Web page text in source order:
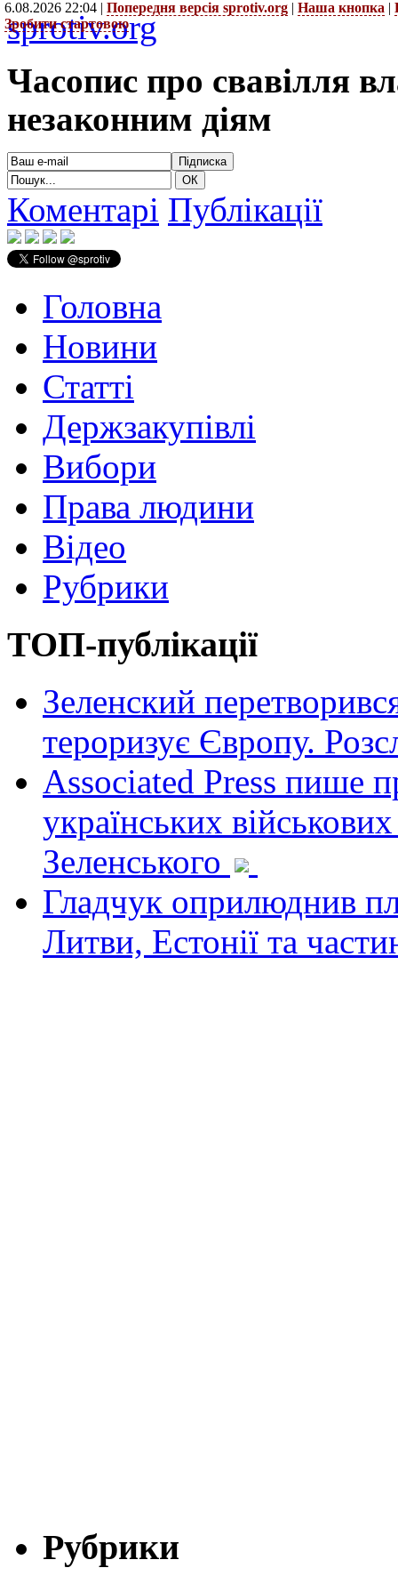
6.08.2026 22:04 | Попередня версія sprotiv.org | Наша кнопка |
Зробити стартовою
sprotiv.org
Часопис про свавілля
незаконним діям
Коментарі Публікації
Головна
Новини
Статті
Держзакупівлі
Вибори
Права людини
Відео
Рубрики
ТОП-публікації
Зеленский
тероризує Європу.
Associated Press пише
українських
Зеленського
Гладчук оприлюднив
Литви, Естонії та
Рубрики